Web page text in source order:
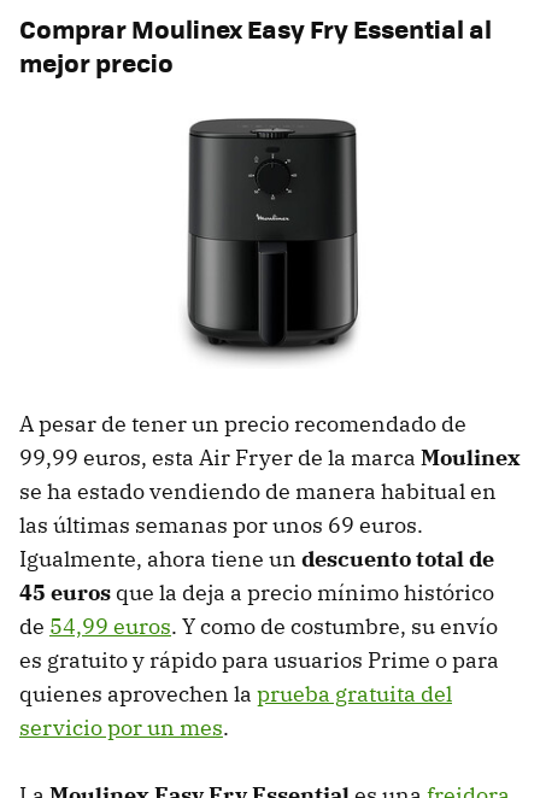
Comprar Moulinex Easy Fry Essential al
mejor precio
A pesar de tener un precio recomendado de
99,99 euros, esta Air Fryer de la marca Moulinex
se ha estado vendiendo de manera habitual en
las últimas semanas por unos 69 euros.
Igualmente, ahora tiene un descuento total de
45 euros que la deja a precio mínimo histórico
de 54,99 euros. Y como de costumbre, su envío
es gratuito y rápido para usuarios Prime o para
quienes aprovechen la prueba gratuita del
servicio por un mes.